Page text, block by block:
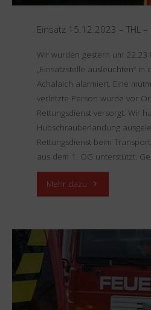
Einsatz 15.12.2023 – THL
Wir wurden gestern um 22.23
„Einsatzstelle ausleuchten“ in
Achalaich alarmiert. Eine
verletzte Person wurde vor
Rettungsdienst versorgt. Wir
Hubschrauberlandung
Rettungsdienst beim
aus dem 1. OG unterstützt.
Mehr dazu "Einsatz
–
Beleuchtung"